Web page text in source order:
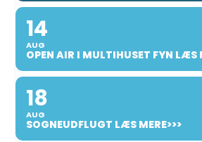
14
AUG
OPEN AIR I MULTIHUSET FYN LÆS
18
AUG
SOGNEUDFLUGT LÆS MERE>>>